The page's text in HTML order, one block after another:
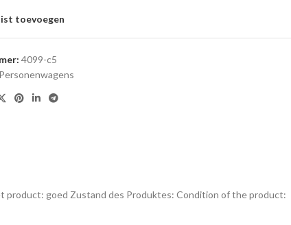
toevoegen
4099-c5
Personenwagens
product: goed Zustand des Produktes: Condition of the product: